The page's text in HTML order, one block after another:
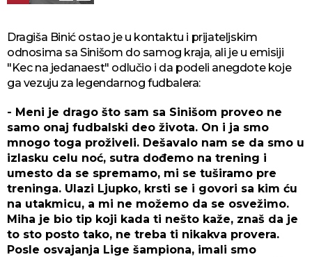
Dragiša Binić ostao je u kontaktu i prijateljskim
odnosima sa Sinišom do samog kraja, ali je u emisiji
"Kec na jedanaest" odlučio i da podeli anegdote koje
ga vezuju za legendarnog fudbalera:
- Meni je drago što sam sa Sinišom proveo ne
samo onaj fudbalski deo života. On i ja smo
mnogo toga proživeli. Dešavalo nam se da smo u
izlasku celu noć, sutra dođemo na trening i
umesto da se spremamo, mi se tuširamo pre
treninga. Ulazi Ljupko, krsti se i govori sa kim ću
na utakmicu, a mi ne možemo da se osvežimo.
Miha je bio tip koji kada ti nešto kaže, znaš da je
to sto posto tako, ne treba ti nikakva provera.
Posle osvajanja Lige šampiona, imali smo